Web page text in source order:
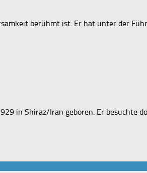
berühmt ist. Er hat unter der
in Shiraz/Iran geboren. Er besuchte